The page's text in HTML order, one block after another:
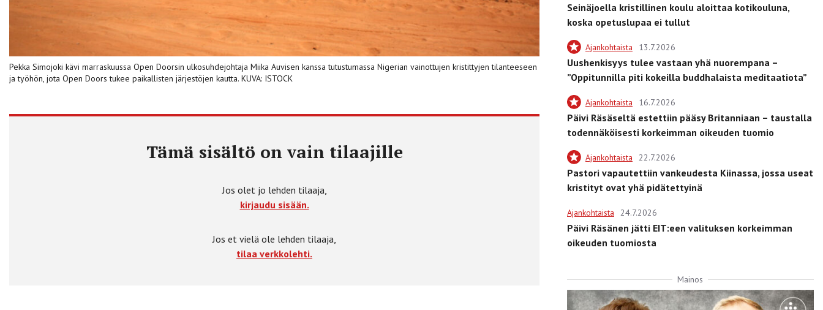
Pekka Simojoki kävi marraskuussa Open Doorsin ulkosuhdejohtaja Miika Auvisen kanssa tutustumassa Nigerian vainottujen kristittyjen tilanteeseen
ja työhön, jota Open Doors tukee paikallisten järjestöjen kautta. KUVA: ISTOCK
Tämä sisältö on vain tilaajille
Jos olet jo lehden tilaaja,
kirjaudu sisään.
Jos et vielä ole lehden tilaaja,
tilaa verkkolehti.
Seinäjoella kristillinen koulu aloittaa kotikouluna,
koska opetuslupaa ei tullut
Ajankohtaista 13.7.2026
Uushenkisyys tulee vastaan yhä nuorempana –
”Oppitunnilla piti kokeilla buddhalaista meditaatiota”
Ajankohtaista 16.7.2026
Päivi Räsäseltä estettiin pääsy Britanniaan – taustalla
todennäköisesti korkeimman oikeuden tuomio
Ajankohtaista 22.7.2026
Pastori vapautettiin vankeudesta Kiinassa, jossa useat
kristityt ovat yhä pidätettyinä
Ajankohtaista 24.7.2026
Päivi Räsänen jätti EIT:een valituksen korkeimman
oikeuden tuomiosta
Mainos